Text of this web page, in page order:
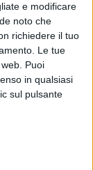
e modificare
noto che
richiedere il tuo
Le tue
Puoi
in qualsiasi
sul pulsante
di
2023